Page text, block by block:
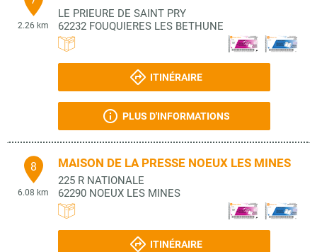
2.26 km
LE PRIEURE DE SAINT PRY
62232 FOUQUIERES LES BETHUNE
ITINÉRAIRE
PLUS D'INFORMATIONS
8
6.08 km
MAISON DE LA PRESSE NOEUX LES MINES
225 R NATIONALE
62290 NOEUX LES MINES
ITINÉRAIRE